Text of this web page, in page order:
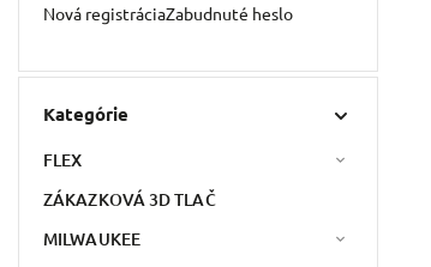
Nová registráciaZabudnuté heslo
Kategórie
FLEX
ZÁKAZKOVÁ 3D TLAČ
MILWAUKEE